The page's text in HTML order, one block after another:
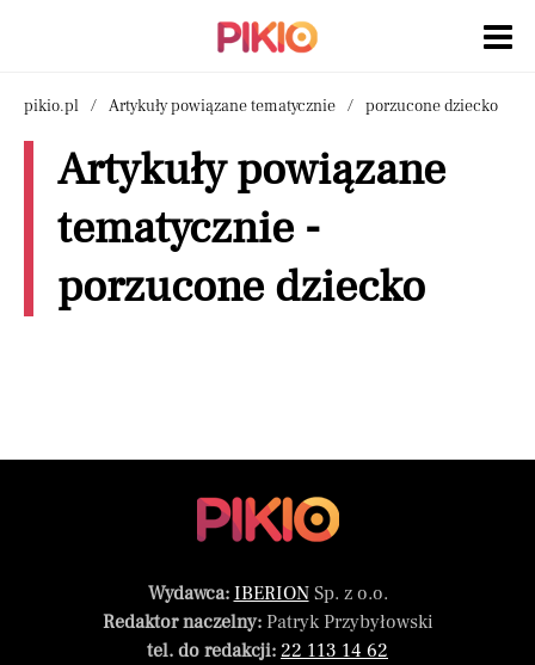
pikio.pl Artykuły powiązane tematycznie porzucone dziecko
Artykuły powiązane
tematycznie -
porzucone dziecko
Wydawca: IBERIONSp. z o.o.
Redaktor naczelny:Patryk Przybyłowski
tel. do redakcji: 22 113 14 62